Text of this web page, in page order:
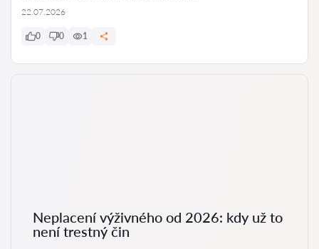
22.07.2026
0 0 1
Neplacení výživného od 2026: kdy už to
není trestný čin